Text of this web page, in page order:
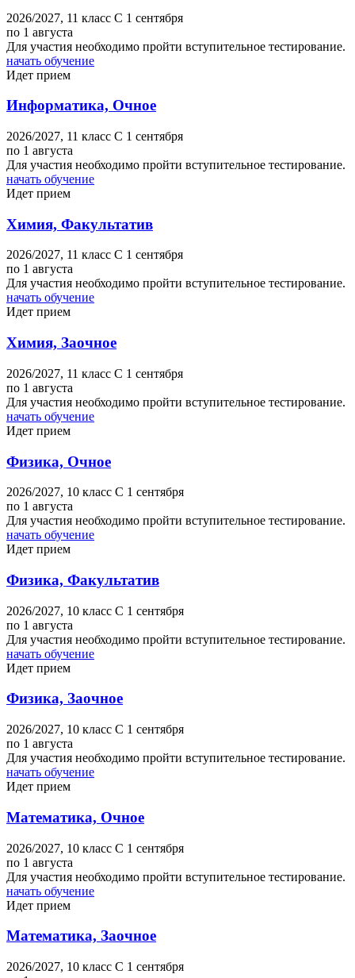
2026/2027, 11 класс C 1 сентября
по 1 августа
Для участия необходимо пройти вступительное тестирование.
начать обучение
Идет прием
Информатика, Очное
2026/2027, 11 класс C 1 сентября
по 1 августа
Для участия необходимо пройти вступительное тестирование.
начать обучение
Идет прием
Химия, Факультатив
2026/2027, 11 класс C 1 сентября
по 1 августа
Для участия необходимо пройти вступительное тестирование.
начать обучение
Идет прием
Химия, Заочное
2026/2027, 11 класс C 1 сентября
по 1 августа
Для участия необходимо пройти вступительное тестирование.
начать обучение
Идет прием
Физика, Очное
2026/2027, 10 класс C 1 сентября
по 1 августа
Для участия необходимо пройти вступительное тестирование.
начать обучение
Идет прием
Физика, Факультатив
2026/2027, 10 класс C 1 сентября
по 1 августа
Для участия необходимо пройти вступительное тестирование.
начать обучение
Идет прием
Физика, Заочное
2026/2027, 10 класс C 1 сентября
по 1 августа
Для участия необходимо пройти вступительное тестирование.
начать обучение
Идет прием
Математика, Очное
2026/2027, 10 класс C 1 сентября
по 1 августа
Для участия необходимо пройти вступительное тестирование.
начать обучение
Идет прием
Математика, Заочное
2026/2027, 10 класс C 1 сентября